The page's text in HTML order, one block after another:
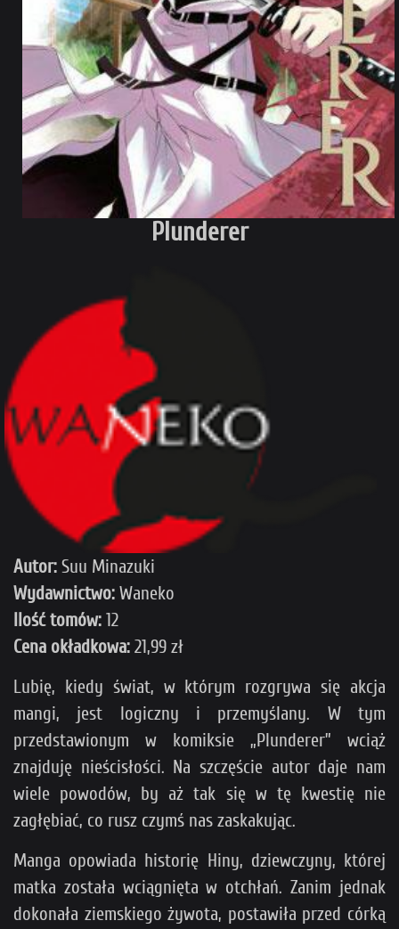
Plunderer
Autor: Suu Minazuki
Wydawnictwo: Waneko
Ilość tomów: 12
Cena okładkowa: 21,99 zł
Lubię, kiedy świat, w którym rozgrywa się akcja
mangi, jest logiczny i przemyślany. W tym
przedstawionym w komiksie „Plunderer” wciąż
znajduję nieścisłości. Na szczęście autor daje nam
wiele powodów, by aż tak się w tę kwestię nie
zagłębiać, co rusz czymś nas zaskakując.
Manga opowiada historię Hiny, dziewczyny, której
matka została wciągnięta w otchłań. Zanim jednak
dokonała ziemskiego żywota, postawiła przed córką